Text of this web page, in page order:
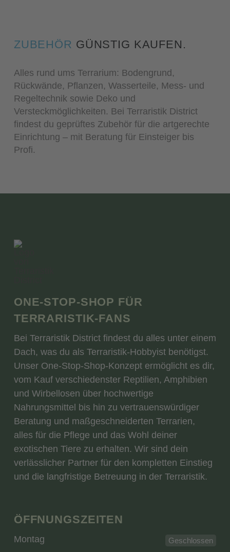
ZUBEHÖR GÜNSTIG KAUFEN.
Alles rund ums Terrarium: Bodengrund,
Rückwände, Pflanzen, Wasserteile, Mess- und
Regeltechnik sowie Deko und
Versteckmöglichkeiten. Bei Terraristik District
findest du geprüftes Zubehör für die artgerechte
Einrichtung – mit Beratung für Einsteiger bis
Profi.
ONE-STOP-SHOP FÜR
TERRARISTIK-FANS
Bei Terraristik District findest du alles unter einem
Dach, was du als Terraristik-Hobbyist benötigst.
Unser One-Stop-Shop-Konzept ermöglicht es dir,
vom Kauf verschiedenster Reptilien, Amphibien
und Wirbellosen über hochwertige
Nahrungsmittel bis hin zu vertrauenswürdiger
Beratung und maßgeschneiderten Terrarien,
alles für die Pflege und das Wohl deiner
exotischen Tiere zu erhalten. Wir sind dein
verlässlicher Partner für den kompletten Einstieg
und die langfristige Betreuung in der Terraristik.
ÖFFNUNGSZEITEN
Montag Geschlossen